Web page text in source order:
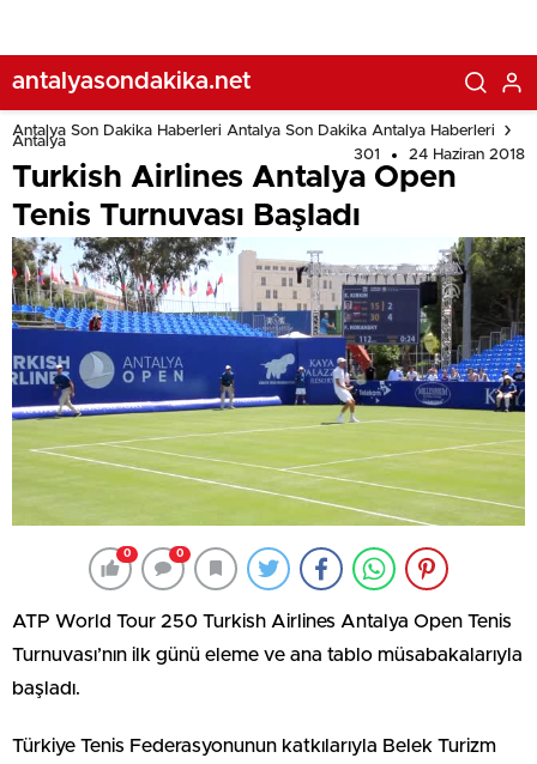
antalyasondakika.net
Antalya Son Dakika Haberleri Antalya Son Dakika Antalya Haberleri
Antalya
301
24 Haziran 2018
Turkish Airlines Antalya Open
Tenis Turnuvası Başladı
0 0
ATP World Tour 250 Turkish Airlines Antalya Open Tenis
Turnuvası’nın ilk günü eleme ve ana tablo müsabakalarıyla
başladı.
Türkiye Tenis Federasyonunun katkılarıyla Belek Turizm